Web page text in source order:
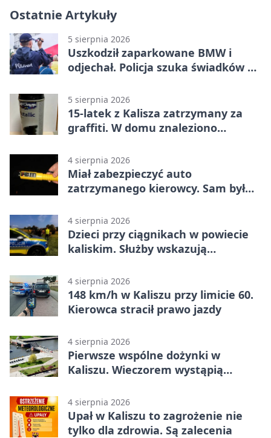
Ostatnie Artykuły
5 sierpnia 2026
Uszkodził zaparkowane BMW i
odjechał. Policja szuka świadków w
5 sierpnia 2026
15-latek z Kalisza zatrzymany za
graffiti. W domu znaleziono
4 sierpnia 2026
Miał zabezpieczyć auto
zatrzymanego kierowcy. Sam był
4 sierpnia 2026
Dzieci przy ciągnikach w powiecie
kaliskim. Służby wskazują
4 sierpnia 2026
148 km/h w Kaliszu przy limicie 60.
Kierowca stracił prawo jazdy
4 sierpnia 2026
Pierwsze wspólne dożynki w
Kaliszu. Wieczorem wystąpią
4 sierpnia 2026
Upał w Kaliszu to zagrożenie nie
tylko dla zdrowia. Są zalecenia